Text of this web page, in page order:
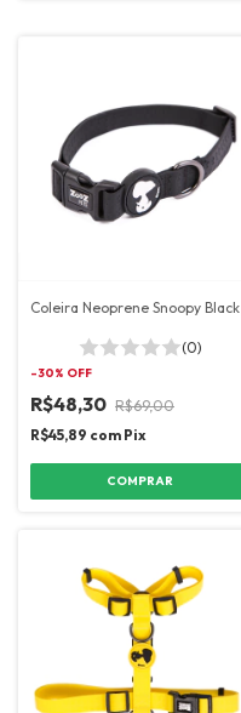
Coleira Neoprene Snoopy Black
(0)
-30% OFF
R$48,30 R$69,00
R$45,89 com Pix
COMPRAR